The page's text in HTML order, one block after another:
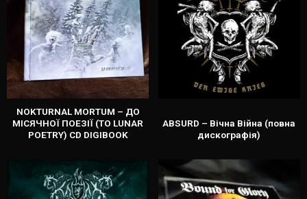
NOKTURNAL MORTUM – ДО
МІСЯЧНОЇ ПОЕЗІЇ (TO LUNAR
POETRY) CD DIGIBOOK
ABSURD – Вічна Війна (повна
дискографія)